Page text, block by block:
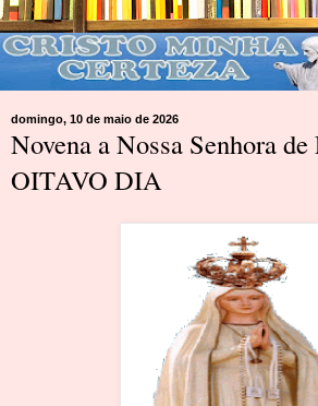
domingo, 10 de maio de 2026
Novena a Nossa Senhora
OITAVO DIA